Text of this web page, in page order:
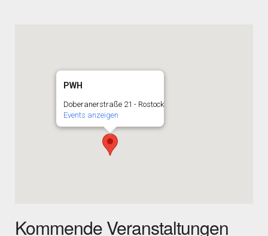
PWH
Doberanerstraße 21 - Rostock
Events anzeigen
Kommende Veranstaltungen